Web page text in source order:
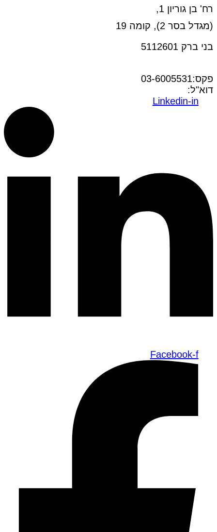
רח' בן גוריון 1,
(מגדל בסר 2), קומה 19
בני ברק 5112601
פקס:03-6005531
דוא"ל:
Linkedin-in
Facebook-f